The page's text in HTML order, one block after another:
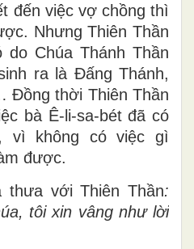
đến việc vợ chồng thì
Nhưng Thiên Thần
Chúa Thánh Thần
ra là Đấng Thánh,
Đồng thời Thiên Thần
bà Ê-li-sa-bét đã có
vì không có việc gì
được.
thưa với Thiên Thần:
tôi xin vâng như lời